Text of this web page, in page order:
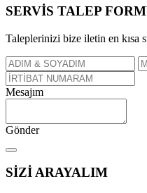
SERVİS TALEP
Taleplerinizi bize iletin en kısa
Mesajım
Gönder
SİZİARAYALIM